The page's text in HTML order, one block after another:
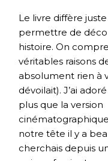
Le livre diffère
permettre de
histoire. On
véritables raisons
absolument rien à
dévoilait). J’ai
plus que la version
notre tête il y a
cherchais depuis